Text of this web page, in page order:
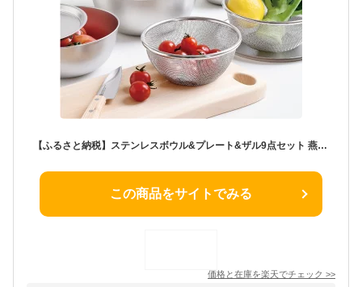
【ふるさと納税】ステンレスボウル&プレート&ザル9点セット 燕三条製 アーネスト キズが目立ちにくい ざる キッチンツール キッチン用品 調理器具 調理用品 新生活 一人暮らし 仕送り【020P104】
この商品をサイトでみる
価格と在庫を楽天でチェック >>